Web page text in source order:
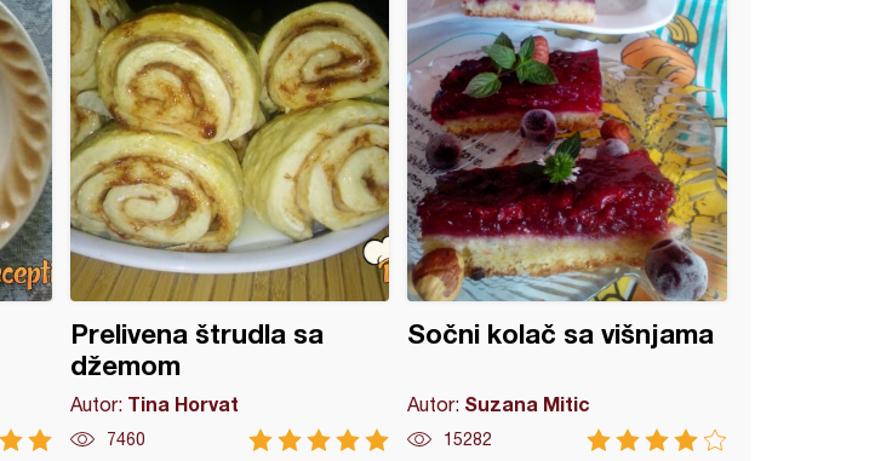
Prelivena štrudla sa
džemom
Autor: Tina Horvat
7460
Sočni kolač sa višnjama
Autor: Suzana Mitic
15282